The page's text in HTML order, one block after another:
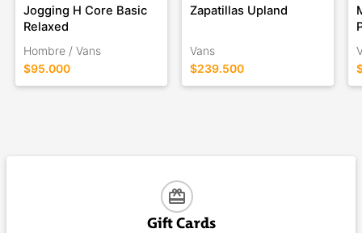
Jogging H Core Basic
Relaxed
Hombre / Vans
$95.000
Zapatillas Upland
Vans
$239.500
card_giftcard
Gift Cards